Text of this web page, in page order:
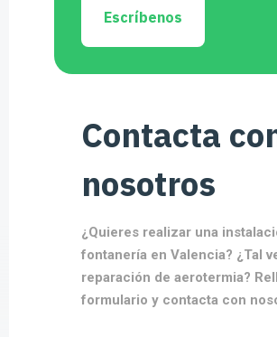
Escríbenos
Contacta
nosotros
¿Quieres realizar una
fontanería en Valencia? ¿Tal
reparación de aerotermia?
formulario y contacta con